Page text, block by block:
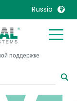
Russia
Italia
поддержке